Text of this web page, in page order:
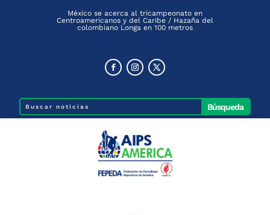
México se acerca al tricampeonato en
Centroamericanos y del Caribe / Hazaña del
colombiano Longa en 100 metros